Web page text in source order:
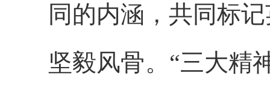
同的内涵，共同标
坚毅风骨。“三大精